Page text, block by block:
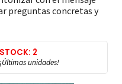
preguntas concretas y
STOCK: 2
¡Últimas unidades!